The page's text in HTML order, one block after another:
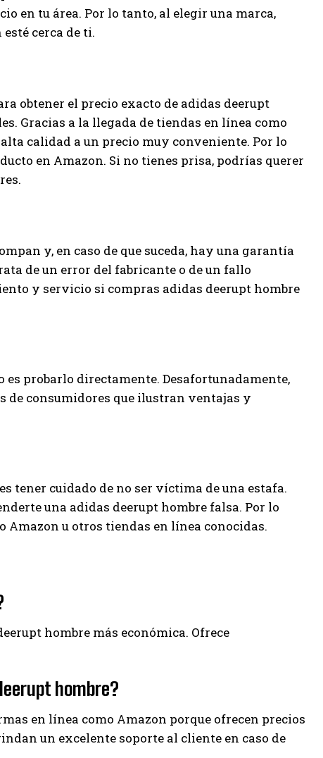
en tu área. Por lo tanto, al elegir una marca,
cerca de ti.
obtener el precio exacto de adidas deerupt
Gracias a la llegada de tiendas en línea como
calidad a un precio muy conveniente. Por lo
en Amazon. Si no tienes prisa, podrías querer
y, en caso de que suceda, hay una garantía
de un error del fabricante o de un fallo
y servicio si compras adidas deerupt hombre
probarlo directamente. Desafortunadamente,
de consumidores que ilustran ventajas y
tener cuidado de no ser víctima de una estafa.
una adidas deerupt hombre falsa. Por lo
Amazon u otros tiendas en línea conocidas.
hombre más económica. Ofrece
hombre?
en línea como Amazon porque ofrecen precios
un excelente soporte al cliente en caso de